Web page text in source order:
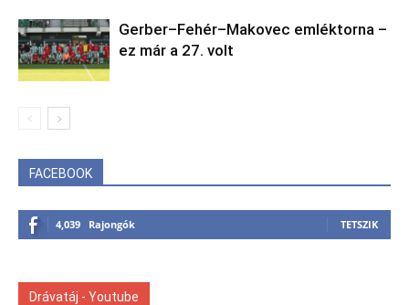
Gerber–Fehér–Makovec emléktorna –
ez már a 27. volt
FACEBOOK
4,039 Rajongók TETSZIK
Drávatáj - Youtube